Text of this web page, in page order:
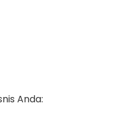
Anda: